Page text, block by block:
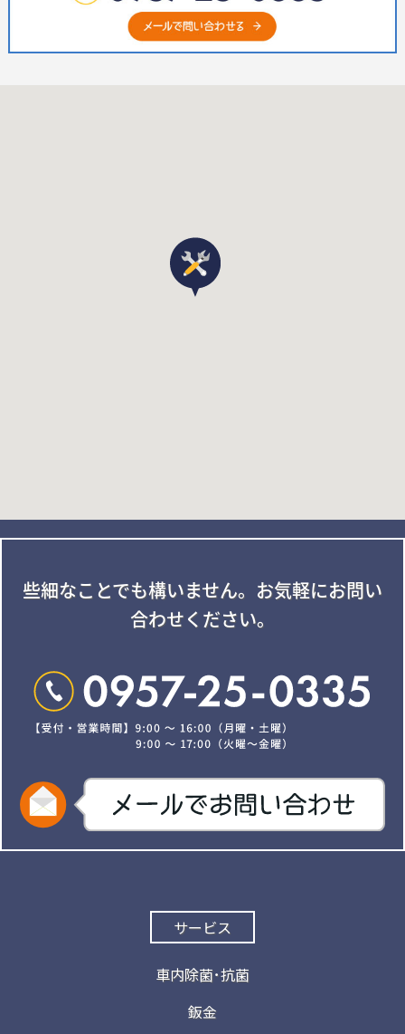
些細なことでも構いません。 お気軽にお問い
合わせください。
サービス
車内除菌･抗菌
鈑金